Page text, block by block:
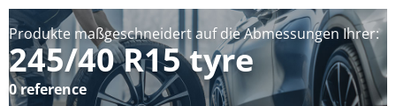
Produkte maßgeschneidert auf die Abmessungen Ihrer:
245/40 R15 tyre
0 reference